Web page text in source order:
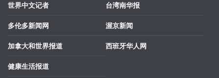
世界中文记者
多伦多新闻网
加拿大和世界报道
健康生活报道
台湾南华报
渥京新闻
西班牙华人网